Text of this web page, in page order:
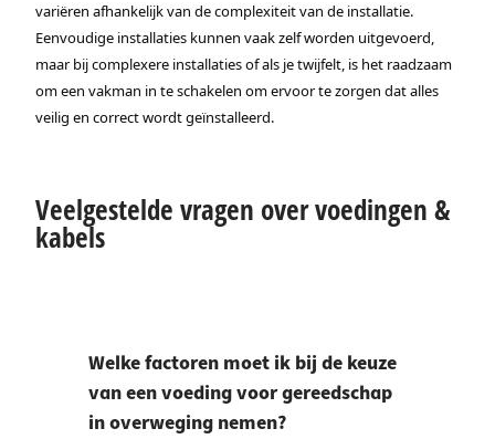
variëren afhankelijk van de complexiteit van de installatie.
Eenvoudige installaties kunnen vaak zelf worden uitgevoerd,
maar bij complexere installaties of als je twijfelt, is het raadzaam
om een vakman in te schakelen om ervoor te zorgen dat alles
veilig en correct wordt geïnstalleerd.
Veelgestelde vragen over voedingen &
kabels
Welke factoren moet ik bij de keuze
van een voeding voor gereedschap
in overweging nemen?